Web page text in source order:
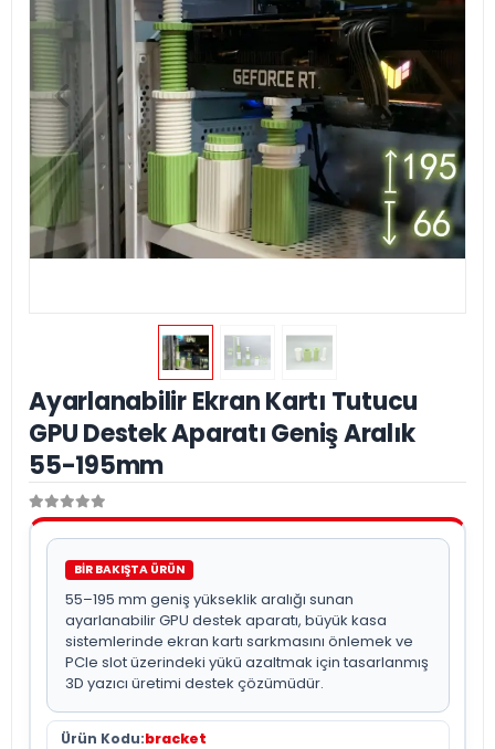
Ayarlanabilir Ekran Kartı Tutucu
GPU Destek Aparatı Geniş Aralık
55-195mm
BİR BAKIŞTA ÜRÜN
55–195 mm geniş yükseklik aralığı sunan
ayarlanabilir GPU destek aparatı, büyük kasa
sistemlerinde ekran kartı sarkmasını önlemek ve
PCIe slot üzerindeki yükü azaltmak için tasarlanmış
3D yazıcı üretimi destek çözümüdür.
Ürün Kodu:bracket